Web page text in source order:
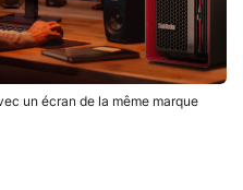
un écran de la même marque